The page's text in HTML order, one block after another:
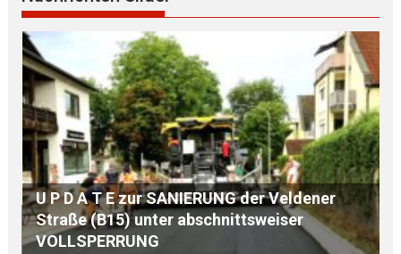
Veldener
S E G N U N G des WEGKREUZES am
Birkenberg